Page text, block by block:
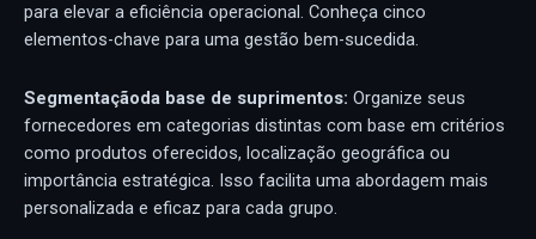
para elevar a eficiência operacional. Conheça cinco
elementos-chave para uma gestão bem-sucedida.
Segmentaçãoda base de suprimentos: Organize seus
fornecedores em categorias distintas com base em critérios
como produtos oferecidos, localização geográfica ou
importância estratégica. Isso facilita uma abordagem mais
personalizada e eficaz para cada grupo.